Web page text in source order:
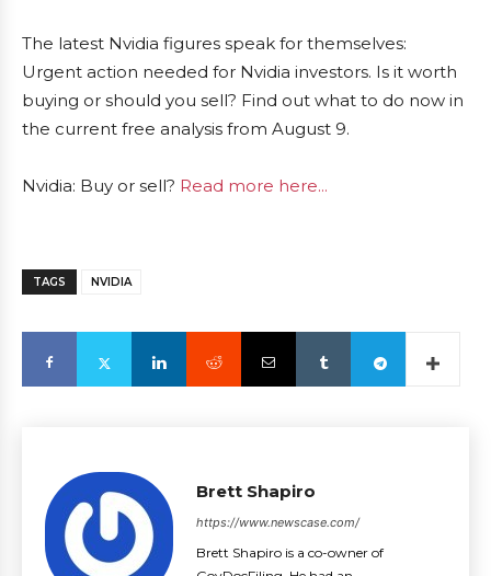
The latest Nvidia figures speak for themselves:
Urgent action needed for Nvidia investors. Is it worth
buying or should you sell? Find out what to do now in
the current free analysis from August 9.
Nvidia: Buy or sell? Read more here...
TAGS NVIDIA
Brett Shapiro
https://www.newscase.com/
Brett Shapiro is a co-owner of